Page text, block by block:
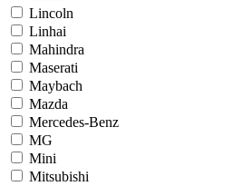
Lincoln
Linhai
Mahindra
Maserati
Maybach
Mazda
Mercedes-Benz
MG
Mini
Mitsubishi